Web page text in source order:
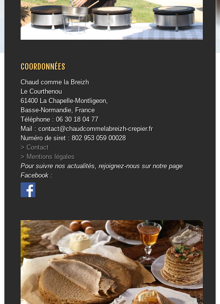
COORDONNÉES
Chaud comme la Breizh
Le Courthenou
61400 La Chapelle-Montligeon,
Basse-Normandie, France
Téléphone : 06 30 18 04 77
Mail : contact@chaudcommelabreizh-crepier.fr
Numéro de siret : 802 953 059 00028
> Contact
> Mentions légales
Pour suivre nos actualités, rejoignez-nous sur notre page
Facebook :